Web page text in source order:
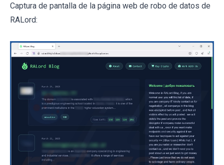
Captura de pantalla de la página web de robo de datos de
RALord: